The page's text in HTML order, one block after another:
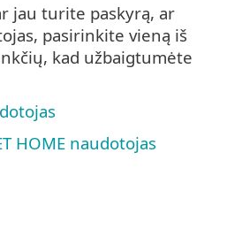
jau turite paskyrą, ar
pasirinkite vieną iš
kad užbaigtumėte
HOME naudotojas